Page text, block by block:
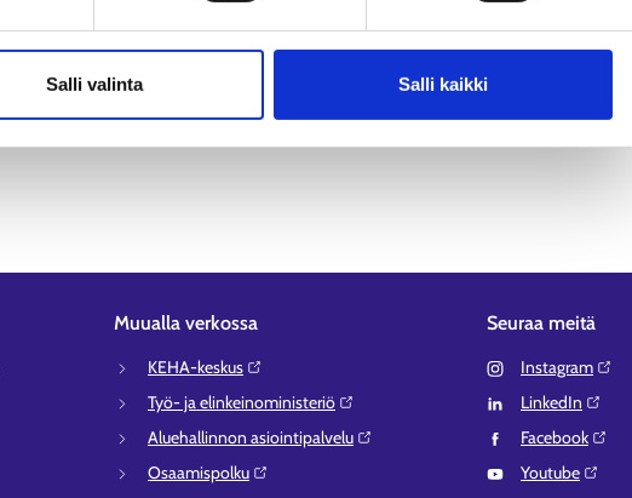
Salli valinta Salli kaikki
Muualla verkossa
KEHA-keskus⁠
Työ- ja elinkeinoministeriö⁠
Aluehallinnon asiointipalvelu⁠
Osaamispolku⁠
Seuraa meitä
Instagram⁠
LinkedIn⁠
Facebook⁠
Youtube⁠